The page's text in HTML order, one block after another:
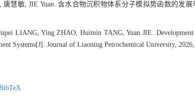
慧敏, JIE Yuan. 含水合物沉积物体系分子模拟势函数的发
LIANG, Ying ZHAO, Huimin TANG, Yuan JIE.
Systems[J]. Journal of Liaoning Petrochemical University,